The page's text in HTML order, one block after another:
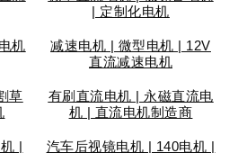
| 定制化电机
机
减速电机 | 微型电机 | 12V
直流减速电机
草
有刷直流电机 | 永磁直流电
机 | 直流电机制造商
|
汽车后视镜电机 | 140电机 |